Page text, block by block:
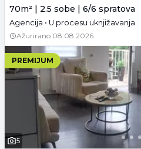
70m² | 2.5 sobe | 6/6 spratova
Agencija • U procesu uknjižavanja
Ažurirano 08.08.2026.
PREMIJUM
5